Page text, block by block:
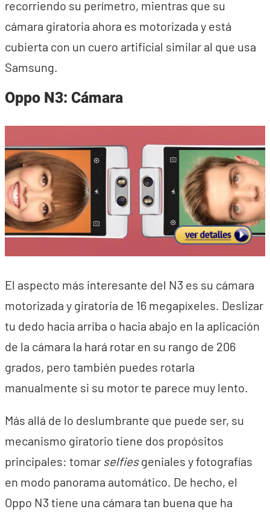
recorriendo su perímetro, mientras que su
cámara giratoria ahora es motorizada y está
cubierta con un cuero artificial similar al que usa
Samsung.
Oppo N3: Cámara
El aspecto más interesante del N3 es su cámara
motorizada y giratoria de 16 megapíxeles. Deslizar
tu dedo hacia arriba o hacia abajo en la aplicación
de la cámara la hará rotar en su rango de 206
grados, pero también puedes rotarla
manualmente si su motor te parece muy lento.
Más allá de lo deslumbrante que puede ser, su
mecanismo giratorio tiene dos propósitos
principales: tomar selfiesgeniales y fotografías
en modo panorama automático. De hecho, el
Oppo N3 tiene una cámara tan buena que ha